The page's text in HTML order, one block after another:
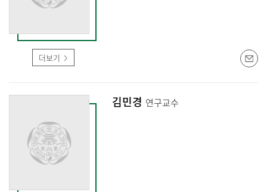
더보기
김민경 연구교수